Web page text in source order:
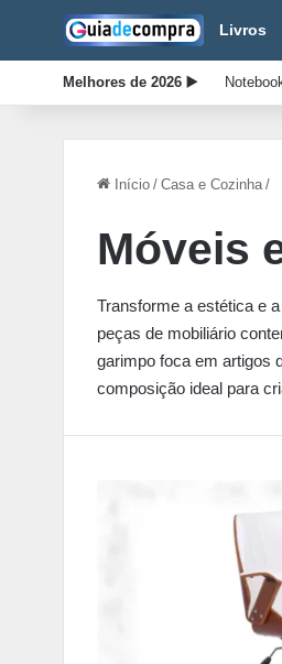
Livros
Melhores de 2026 ▶️
Início / Casa e Cozinha /
Móveis
Transforme a estética e
peças de mobiliário
garimpo foca em artigos
composição ideal para